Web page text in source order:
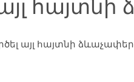
այլ հայտնի